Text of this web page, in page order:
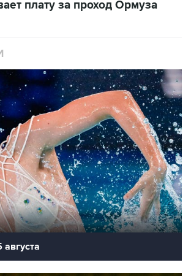
плату за проход Ормуза